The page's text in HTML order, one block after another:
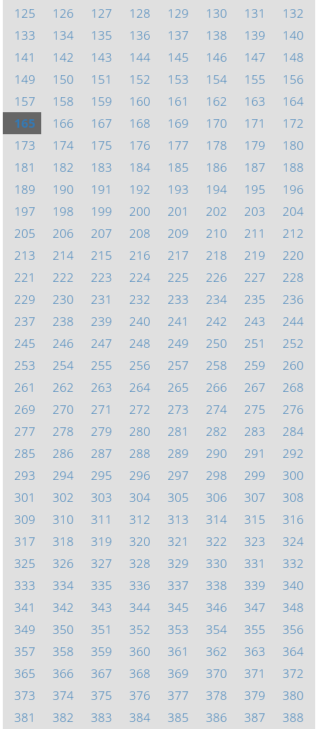
125
126 127 128 129 130 131
132
133
134 135 136 137 138 139
140
141
142 143 144 145 146 147
148
149
150 151 152 153 154 155
156
157
158 159 160 161 162 163
164
165
166 167 168 169 170 171
172
173
174 175 176 177 178 179
180
181
182 183 184 185 186 187
188
189
190 191 192 193 194 195
196
197
198 199 200 201 202 203
204
205
206 207 208 209 210 211
212
213
214 215 216 217 218 219
220
221
222 223 224 225 226 227
228
229
230 231 232 233 234 235
236
237
238 239 240 241 242 243
244
245
246 247 248 249 250 251
252
253
254 255 256 257 258 259
260
261
262 263 264 265 266 267
268
269
270 271 272 273 274 275
276
277
278 279 280 281 282 283
284
285
286 287 288 289 290 291
292
293
294 295 296 297 298 299
300
301
302 303 304 305 306 307
308
309
310 311 312 313 314 315
316
317
318 319 320 321 322 323
324
325
326 327 328 329 330 331
332
333
334 335 336 337 338 339
340
341
342 343 344 345 346 347
348
349
350 351 352 353 354 355
356
357
358 359 360 361 362 363
364
365
366 367 368 369 370 371
372
373
374 375 376 377 378 379
380
381
382 383 384 385 386 387 388